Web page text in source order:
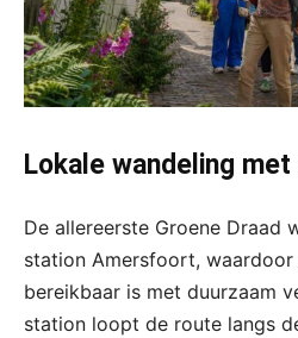
Lokale wandeling met
De allereerste Groene Draad
station Amersfoort,
bereikbaar is met duurzaam
station loopt de route langs